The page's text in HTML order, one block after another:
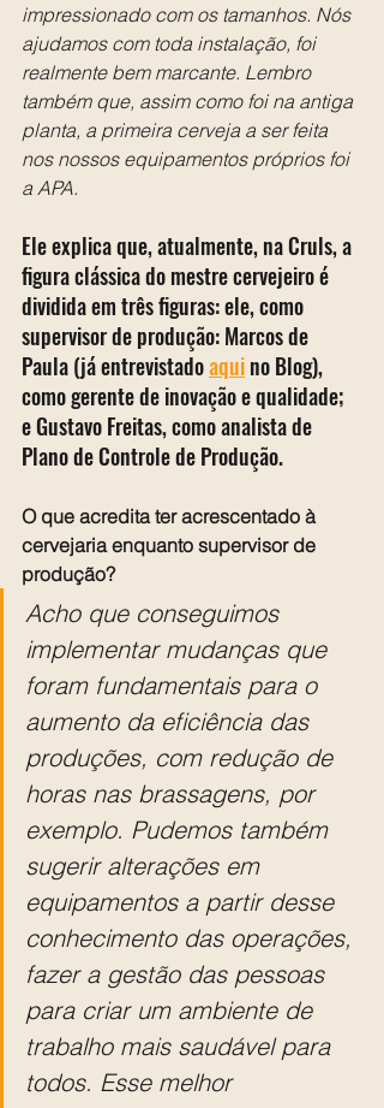
impressionado com os tamanhos. Nós
ajudamos com toda instalação, foi
realmente bem marcante. Lembro
também que, assim como foi na antiga
planta, a primeira cerveja a ser feita
nos nossos equipamentos próprios foi
a APA.
Ele explica que, atualmente, na Cruls, a
figura clássica do mestre cervejeiro é
dividida em três figuras: ele, como
supervisor de produção: Marcos de
Paula (já entrevistado aqui no Blog),
como gerente de inovação e qualidade;
e Gustavo Freitas, como analista de
Plano de Controle de Produção.
O que acredita ter acrescentado à
cervejaria enquanto supervisor de
produção?
Acho que conseguimos
implementar mudanças que
foram fundamentais para o
aumento da eficiência das
produções, com redução de
horas nas brassagens, por
exemplo. Pudemos também
sugerir alterações em
equipamentos a partir desse
conhecimento das operações,
fazer a gestão das pessoas
para criar um ambiente de
trabalho mais saudável para
todos. Esse melhor